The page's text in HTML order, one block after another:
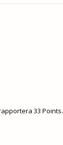
33 Points.